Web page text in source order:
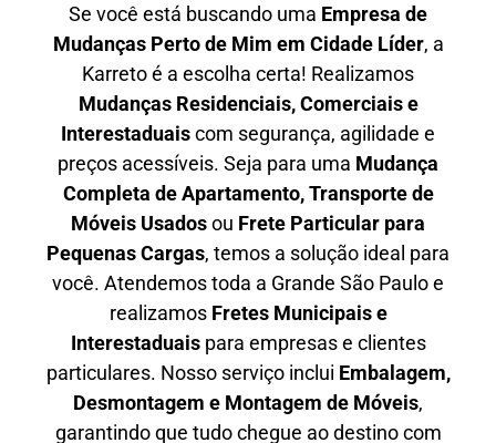
Se você está buscando uma Empresa de
Mudanças Perto de Mim em Cidade Líder, a
Karreto é a escolha certa! Realizamos
Mudanças Residenciais, Comerciais e
Interestaduaiscom segurança, agilidade e
preços acessíveis. Seja para uma Mudança
Completa de Apartamento, Transporte de
Móveis Usadosou Frete Particular para
Pequenas Cargas, temos a solução ideal para
você. Atendemostoda a Grande São Pauloe
realizamos Fretes Municipais e
Interestaduaispara empresas e clientes
particulares. Nosso serviço inclui Embalagem,
Desmontagem e Montagem de Móveis,
garantindo que tudo chegue ao destino com